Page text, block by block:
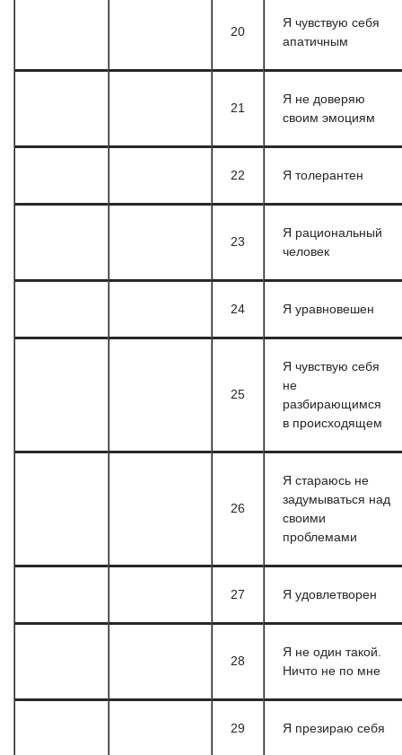
20
Я чувствую себя
апатичным
21
Я не доверяю
своим эмоциям
22 Я толерантен
23
Я рациональный
человек
24 Я уравновешен
25
Я чувствую себя
не
разбирающимся
в происходящем
26
Я стараюсь не
задумываться над
своими
проблемами
27 Я удовлетворен
28
Я не один такой.
Ничто не по мне
29 Я презираю себя